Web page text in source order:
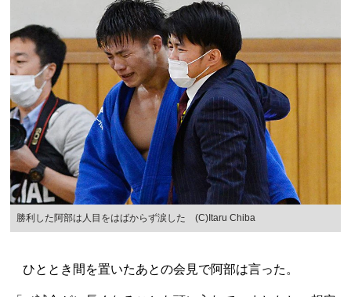
勝利した阿部は人目をはばからず涙した (C)Itaru Chiba
ひととき間を置いたあとの会見で阿部は言った。